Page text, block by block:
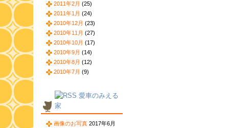
2011年2月 (25)
2011年1月 (24)
2010年12月 (23)
2010年11月 (27)
2010年10月 (17)
2010年9月 (14)
2010年8月 (12)
2010年7月 (9)
愛車のみえる
家
画像のお写真 2017年6月